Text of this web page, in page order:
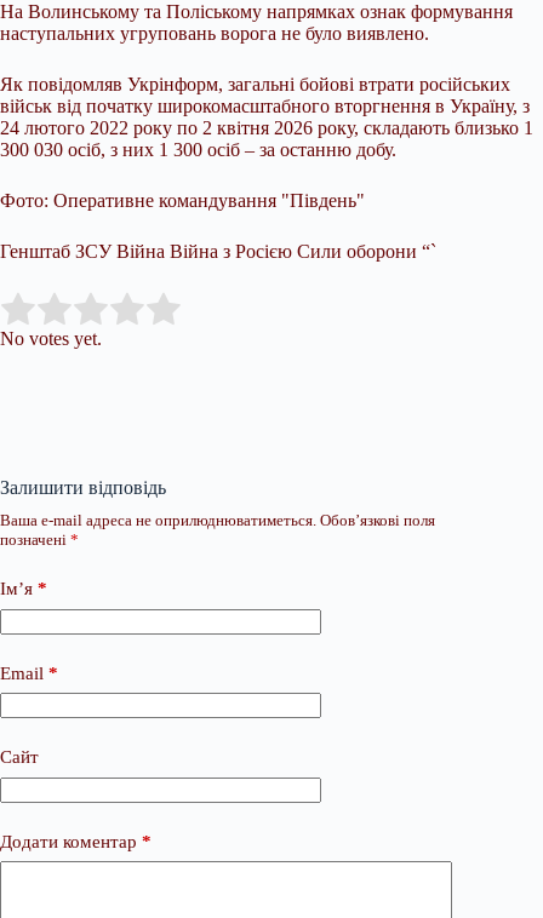
На Волинському та Поліському напрямках ознак формування
наступальних угруповань ворога не було виявлено.
Як повідомляв Укрінформ, загальні бойові втрати російських
військ від початку широкомасштабного вторгнення в Україну, з
24 лютого 2022 року по 2 квітня 2026 року, складають близько 1
300 030 осіб, з них 1 300 осіб – за останню добу.
Фото: Оперативне командування "Південь"
Генштаб ЗСУ Війна Війна з Росією Сили оборони “`
Rate this item:
No votes yet.
Залишити відповідь
Ваша e-mail адреса не оприлюднюватиметься. Обов’язкові поля
позначені *
Ім’я *
Email *
Сайт
Додати коментар *